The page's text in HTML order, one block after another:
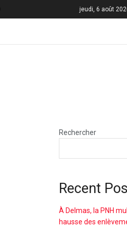
jeudi, 6 août
Rechercher
Recent
À Delmas, la PNH
hausse des